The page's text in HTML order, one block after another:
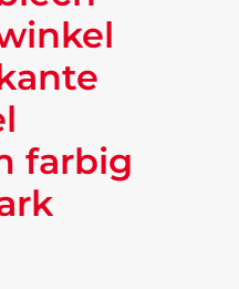
farbig